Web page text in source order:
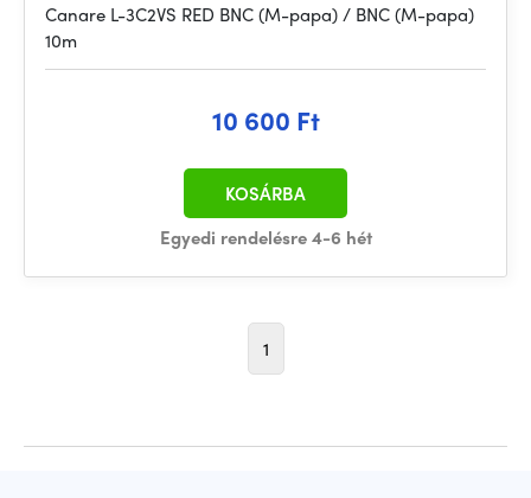
Canare L-3C2VS RED BNC (M-papa) / BNC (M-papa)
10m
10 600 Ft
Egyedi rendelésre 4-6 hét
KOSÁRBA
1